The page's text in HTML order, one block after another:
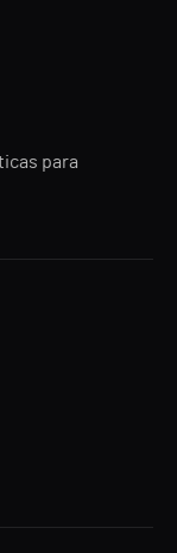
para